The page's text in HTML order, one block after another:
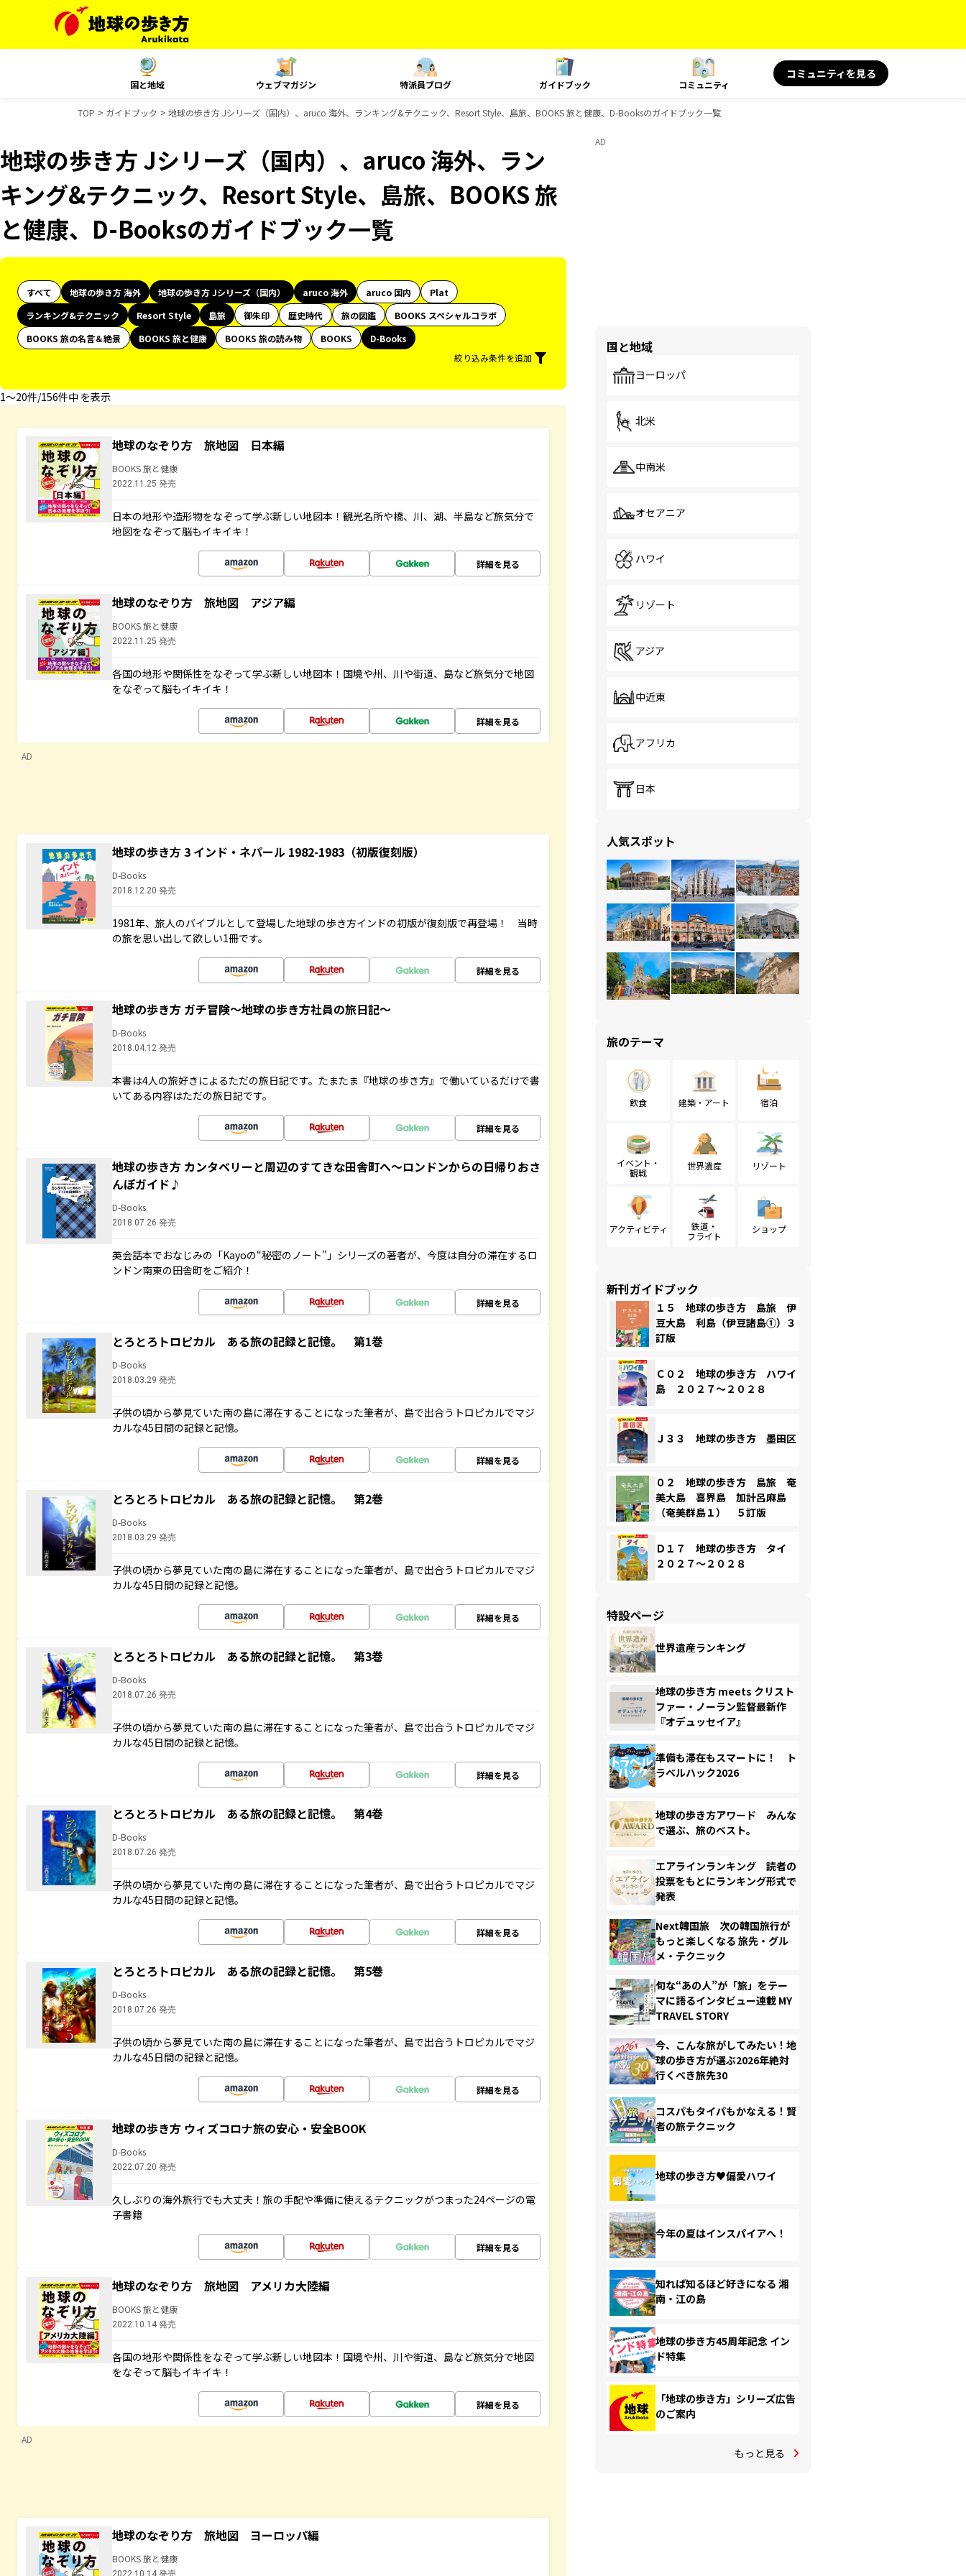
国と地域 ウェブマガジン 特派員ブログ ガイドブック コミュニティ
コミュニティを見る
TOP ガイドブック 地球の歩き方 Jシリーズ（国内）、aruco 海外、ランキング&テクニック、Resort Style、島旅、BOOKS 旅と健康、D-Booksのガイドブック一覧
地球の歩き方 Jシリーズ（国内）、aruco 海外、ラン
キング&テクニック、Resort Style、島旅、BOOKS 旅
と健康、D-Booksのガイドブック一覧
すべて 地球の歩き方 海外 地球の歩き方 Jシリーズ（国内） aruco 海外 aruco 国内
Plat
ランキング&テクニック
Resort Style 島旅 御朱印 歴史時代 旅の図鑑
BOOKS スペシャルコラボ
BOOKS 旅の名言＆絶景
BOOKS 旅と健康 BOOKS 旅の読み物 BOOKS
D-Books
絞り込み条件を追加
1〜20件/156件中 を表示
地球のなぞり方 旅地図 日本編
BOOKS 旅と健康
2022.11.25 発売
日本の地形や造形物をなぞって学ぶ新しい地図本！観光名所や橋、川、湖、半島など旅気分で
地図をなぞって脳もイキイキ！
詳細を見る
地球のなぞり方 旅地図 アジア編
BOOKS 旅と健康
2022.11.25 発売
各国の地形や関係性をなぞって学ぶ新しい地図本！国境や州、川や街道、島など旅気分で地図
をなぞって脳もイキイキ！
詳細を見る
AD
地球の歩き方 3 インド・ネパール 1982-1983（初版復刻版）
D-Books
2018.12.20 発売
1981年、旅人のバイブルとして登場した地球の歩き方インドの初版が復刻版で再登場！ 当時
の旅を思い出して欲しい1冊です。
詳細を見る
地球の歩き方 ガチ冒険～地球の歩き方社員の旅日記～
D-Books
2018.04.12 発売
本書は4人の旅好きによるただの旅日記です。たまたま『地球の歩き方』で働いているだけで書
いてある内容はただの旅日記です。
詳細を見る
地球の歩き方 カンタベリーと周辺のすてきな田舎町へ～ロンドンからの日帰りおさ
んぽガイド♪
D-Books
2018.07.26 発売
英会話本でおなじみの「Kayoの“秘密のノート”」シリーズの著者が、今度は自分の滞在するロ
ンドン南東の田舎町をご紹介！
詳細を見る
とろとろトロピカル ある旅の記録と記憶。 第1巻
D-Books
2018.03.29 発売
子供の頃から夢見ていた南の島に滞在することになった筆者が、島で出合うトロピカルでマジ
カルな45日間の記録と記憶。
詳細を見る
とろとろトロピカル ある旅の記録と記憶。 第2巻
D-Books
2018.03.29 発売
子供の頃から夢見ていた南の島に滞在することになった筆者が、島で出合うトロピカルでマジ
カルな45日間の記録と記憶。
詳細を見る
とろとろトロピカル ある旅の記録と記憶。 第3巻
D-Books
2018.07.26 発売
子供の頃から夢見ていた南の島に滞在することになった筆者が、島で出合うトロピカルでマジ
カルな45日間の記録と記憶。
詳細を見る
とろとろトロピカル ある旅の記録と記憶。 第4巻
D-Books
2018.07.26 発売
子供の頃から夢見ていた南の島に滞在することになった筆者が、島で出合うトロピカルでマジ
カルな45日間の記録と記憶。
詳細を見る
とろとろトロピカル ある旅の記録と記憶。 第5巻
D-Books
2018.07.26 発売
子供の頃から夢見ていた南の島に滞在することになった筆者が、島で出合うトロピカルでマジ
カルな45日間の記録と記憶。
詳細を見る
地球の歩き方 ウィズコロナ旅の安心・安全BOOK
D-Books
2022.07.20 発売
久しぶりの海外旅行でも大丈夫！旅の手配や準備に使えるテクニックがつまった24ページの電
子書籍
詳細を見る
地球のなぞり方 旅地図 アメリカ大陸編
BOOKS 旅と健康
2022.10.14 発売
各国の地形や関係性をなぞって学ぶ新しい地図本！国境や州、川や街道、島など旅気分で地図
をなぞって脳もイキイキ！
詳細を見る
AD
地球のなぞり方 旅地図 ヨーロッパ編
BOOKS 旅と健康
2022.10.14 発売
AD
国と地域
ヨーロッパ
北米
中南米
オセアニア
ハワイ
リゾート
アジア
中近東
アフリカ
日本
人気スポット
旅のテーマ
飲食 建築・アート 宿泊
イベント・
観戦
世界遺産 リゾート
アクティビティ
鉄道・
フライト
ショップ
新刊ガイドブック
１５ 地球の歩き方 島旅 伊
豆大島 利島（伊豆諸島①）３
訂版
Ｃ０２ 地球の歩き方 ハワイ
島 ２０２７～２０２８
Ｊ３３ 地球の歩き方 墨田区
０２ 地球の歩き方 島旅 奄
美大島 喜界島 加計呂麻島
（奄美群島１） ５訂版
Ｄ１７ 地球の歩き方 タイ
２０２７～２０２８
特設ページ
世界遺産ランキング
地球の歩き方 meets クリスト
ファー・ノーラン監督最新作
『オデュッセイア』
準備も滞在もスマートに！ ト
ラベルハック2026
地球の歩き方アワード みんな
で選ぶ、旅のベスト。
エアラインランキング 読者の
投票をもとにランキング形式で
発表
Next韓国旅 次の韓国旅行が
もっと楽しくなる 旅先・グル
メ・テクニック
旬な“あの人”が「旅」をテー
マに語るインタビュー連載 MY
TRAVEL STORY
今、こんな旅がしてみたい！地
球の歩き方が選ぶ2026年絶対
行くべき旅先30
コスパもタイパもかなえる！賢
者の旅テクニック
地球の歩き方♥偏愛ハワイ
今年の夏はインスパイアへ！
知れば知るほど好きになる 湘
南・江の島
地球の歩き方45周年記念 イン
ド特集
「地球の歩き方」シリーズ広告
のご案内
もっと見る